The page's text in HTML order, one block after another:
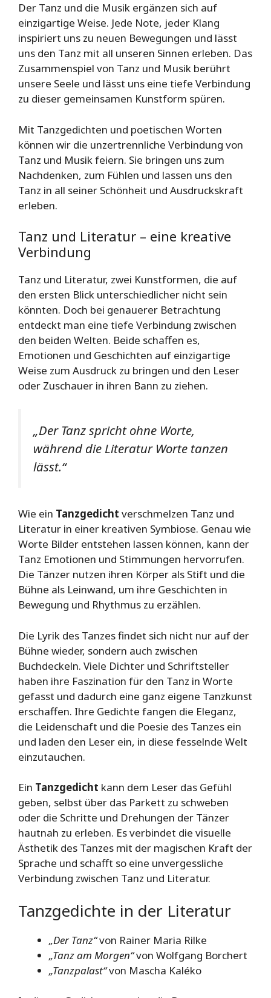
Der Tanz und die Musik ergänzen sich auf
einzigartige Weise. Jede Note, jeder Klang
inspiriert uns zu neuen Bewegungen und lässt
uns den Tanz mit all unseren Sinnen erleben. Das
Zusammenspiel von Tanz und Musik berührt
unsere Seele und lässt uns eine tiefe Verbindung
zu dieser gemeinsamen Kunstform spüren.
Mit Tanzgedichten und poetischen Worten
können wir die unzertrennliche Verbindung von
Tanz und Musik feiern. Sie bringen uns zum
Nachdenken, zum Fühlen und lassen uns den
Tanz in all seiner Schönheit und Ausdruckskraft
erleben.
Tanz und Literatur – eine kreative
Verbindung
Tanz und Literatur, zwei Kunstformen, die auf
den ersten Blick unterschiedlicher nicht sein
könnten. Doch bei genauerer Betrachtung
entdeckt man eine tiefe Verbindung zwischen
den beiden Welten. Beide schaffen es,
Emotionen und Geschichten auf einzigartige
Weise zum Ausdruck zu bringen und den Leser
oder Zuschauer in ihren Bann zu ziehen.
„Der Tanz spricht ohne Worte,
während die Literatur Worte tanzen
lässt.“
Wie ein Tanzgedicht verschmelzen Tanz und
Literatur in einer kreativen Symbiose. Genau wie
Worte Bilder entstehen lassen können, kann der
Tanz Emotionen und Stimmungen hervorrufen.
Die Tänzer nutzen ihren Körper als Stift und die
Bühne als Leinwand, um ihre Geschichten in
Bewegung und Rhythmus zu erzählen.
Die Lyrik des Tanzes findet sich nicht nur auf der
Bühne wieder, sondern auch zwischen
Buchdeckeln. Viele Dichter und Schriftsteller
haben ihre Faszination für den Tanz in Worte
gefasst und dadurch eine ganz eigene Tanzkunst
erschaffen. Ihre Gedichte fangen die Eleganz,
die Leidenschaft und die Poesie des Tanzes ein
und laden den Leser ein, in diese fesselnde Welt
einzutauchen.
Ein Tanzgedicht kann dem Leser das Gefühl
geben, selbst über das Parkett zu schweben
oder die Schritte und Drehungen der Tänzer
hautnah zu erleben. Es verbindet die visuelle
Ästhetik des Tanzes mit der magischen Kraft der
Sprache und schafft so eine unvergessliche
Verbindung zwischen Tanz und Literatur.
Tanzgedichte in der Literatur
„Der Tanz“von Rainer Maria Rilke
„Tanz am Morgen“von Wolfgang Borchert
„Tanzpalast“von Mascha Kaléko